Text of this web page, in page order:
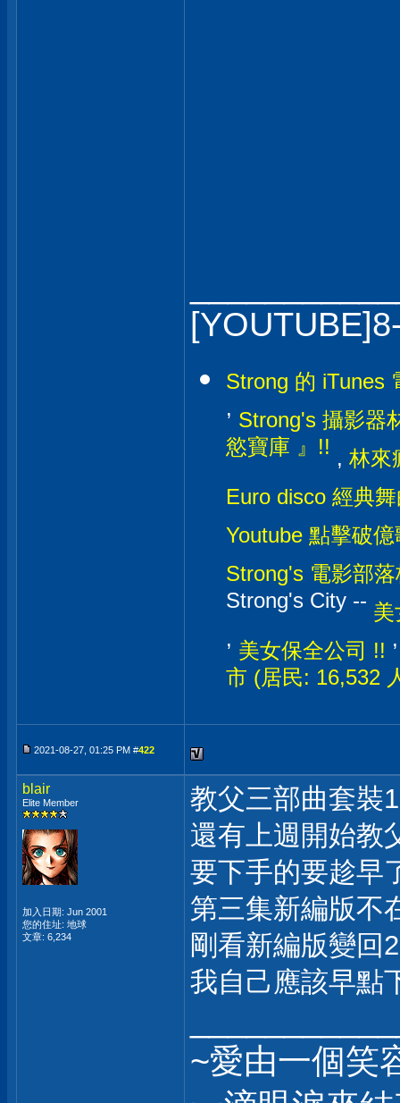
Strong 的 iTunes
, Strong's 攝影器
慾寶庫 』!! , 林來
Euro disco 經典
Youtube 點擊破
Strong's 電影部
Strong's City -- 美
, 美女保全公司 !!
市 (居民: 16,532
2021-08-27, 01:25 PM #422
blair
Elite Member
加入日期: Jun 2001
您的住址: 地球
文章: 6,234
教父三部曲套裝
還有上週開始教
要下手的要趁早
第三集新編版不
剛看新編版變回
我自己應該早點
~愛由一個笑